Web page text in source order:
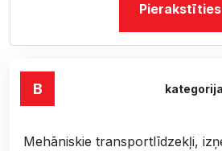
B kategorija
Mehāniskie transportlīdzekļi,
Pierakstīties